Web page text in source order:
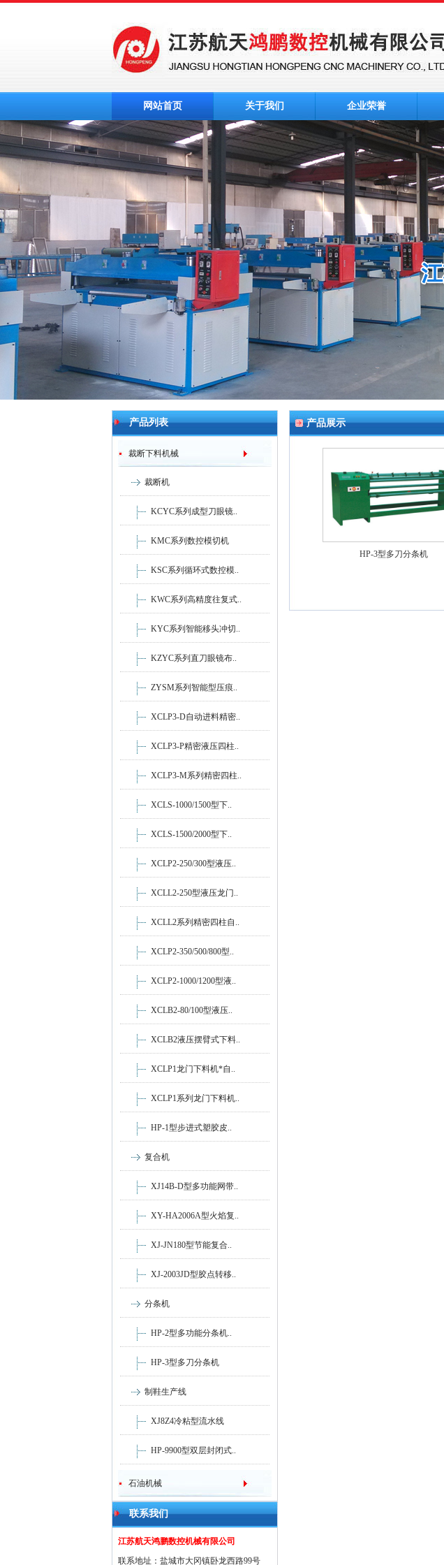
网站首页 关于我们 企业荣誉
产品列表
裁断下料机械
裁断机
KCYC系列成型刀眼镜..
KMC系列数控模切机
KSC系列循环式数控模..
KWC系列高精度往复式..
KYC系列智能移头冲切..
KZYC系列直刀眼镜布..
ZYSM系列智能型压痕..
XCLP3-D自动进料精密..
XCLP3-P精密液压四柱..
XCLP3-M系列精密四柱..
XCLS-1000/1500型下..
XCLS-1500/2000型下..
XCLP2-250/300型液压..
XCLL2-250型液压龙门..
XCLL2系列精密四柱自..
XCLP2-350/500/800型..
XCLP2-1000/1200型液..
XCLB2-80/100型液压..
XCLB2液压摆臂式下料..
XCLP1龙门下料机*自..
XCLP1系列龙门下料机..
HP-1型步进式塑胶皮..
复合机
XJ14B-D型多功能网带..
XY-HA2006A型火焰复..
XJ-JN180型节能复合..
XJ-2003JD型胶点转移..
分条机
HP-2型多功能分条机..
HP-3型多刀分条机
制鞋生产线
XJ8Z4冷粘型流水线
HP-9900型双层封闭式..
石油机械
联系我们
江苏航天鸿鹏数控机械有限公司
联系地址：盐城市大冈镇卧龙西路99号
产品展示
HP-3型多刀分条机